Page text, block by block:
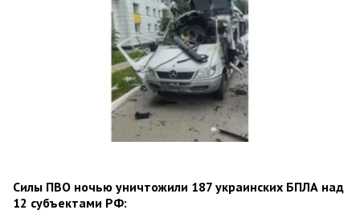
Силы ПВО ночью уничтожили 187 украинских БПЛА над
12 субъектами РФ: